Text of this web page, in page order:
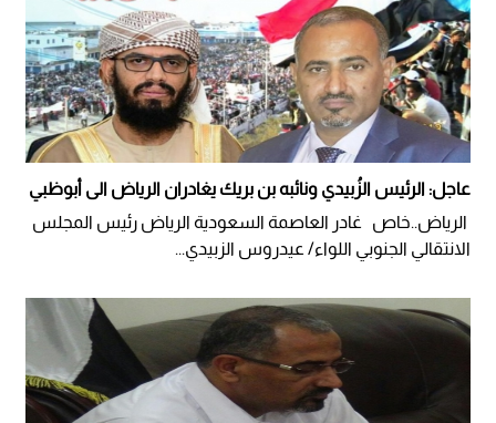
عاجل: الرئيس الزُبيدي ونائبه بن بريك يغادران الرياض الى أبوظبي
الرياض..خاص غادر العاصمة السعودية الرياض رئيس المجلس
الانتقالي الجنوبي اللواء/ عيدروس الزبيدي...